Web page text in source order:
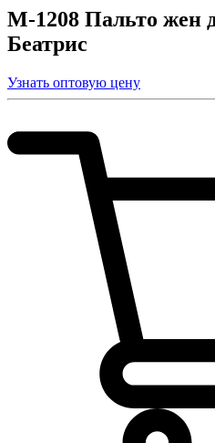
М-1208 Пальто жен
Беатрис
Узнать оптовую цену